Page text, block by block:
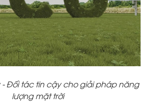
- Đối tác tin cậy cho giải pháp năng
lượng mặt trời